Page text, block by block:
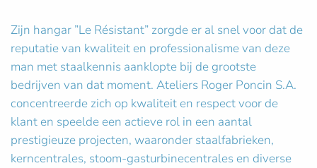
Zijn hangar ”Le Résistant” zorgde er al snel voor dat de
reputatie van kwaliteit en professionalisme van deze
man met staalkennis aanklopte bij de grootste
bedrijven van dat moment. Ateliers Roger Poncin S.A.
concentreerde zich op kwaliteit en respect voor de
klant en speelde een actieve rol in een aantal
prestigieuze projecten, waaronder staalfabrieken,
kerncentrales, stoom-gasturbinecentrales en diverse